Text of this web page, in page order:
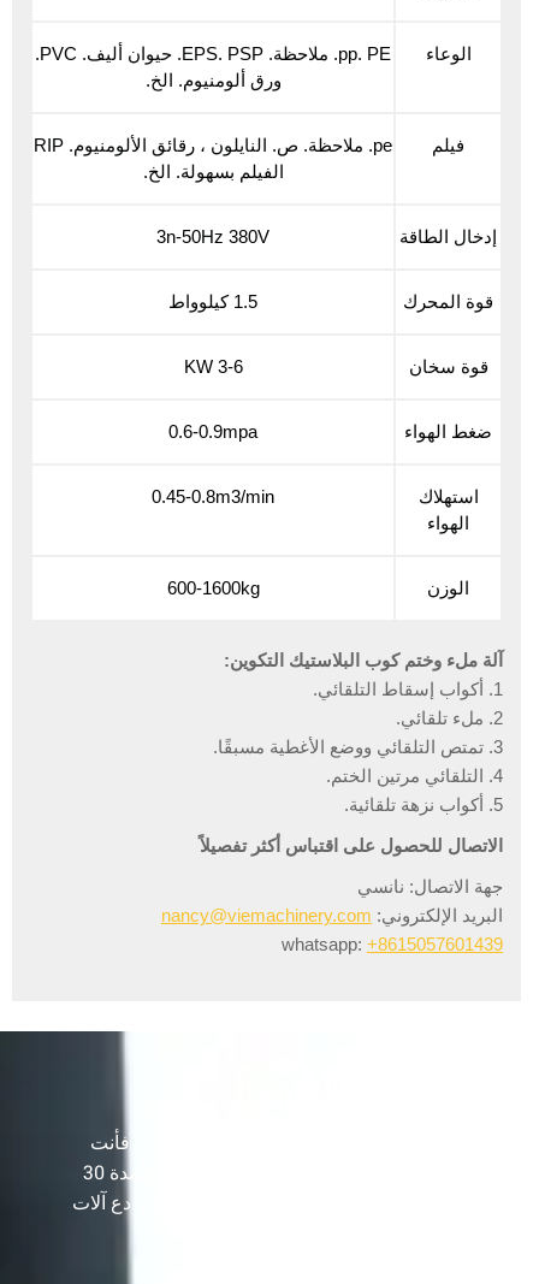
الوعاء
pp. PE. ملاحظة. EPS. PSP. حيوان أليف. PVC.
ورق ألومنيوم. الخ.
فيلم
pe. ملاحظة. ص. النايلون ، رقائق الألومنيوم. RIP
الفيلم بسهولة. الخ.
إدخال الطاقة 3n-50Hz 380V
قوة المحرك 1.5 كيلوواط
قوة سخان 3-6 KW
ضغط الهواء 0.6-0.9mpa
استهلاك
الهواء
0.45-0.8m3/min
الوزن 600-1600kg
آلة ملء وختم كوب البلاستيك التكوين:
1. أكواب إسقاط التلقائي.
2. ملء تلقائي.
3. تمتص التلقائي ووضع الأغطية مسبقًا.
4. التلقائي مرتين الختم.
5. أكواب نزهة تلقائية.
الاتصال للحصول على اقتباس أكثر تفصيلاً
جهة الاتصال: نانسي
البريد الإلكتروني: nancy@viemachinery.com
whatsapp: +8615057601439
أنت بحاجة إلى أكثر من مجرد آلة جودة واحدة ، فأنت
بحاجة إلى مورد مخضرم كان في هذا المجال لمدة 30
عامًا لبناء خط الإنتاج الخاص بك وتنمية أرباحك. دع آلات